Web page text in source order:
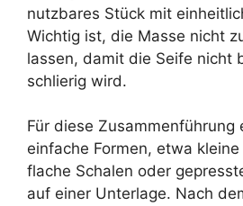
nutzbares Stück mit
Wichtig ist, die Masse nicht
lassen, damit die Seife nicht
schlierig wird.
Für diese Zusammenführung
einfache Formen, etwa
flache Schalen oder
auf einer Unterlage. Nach